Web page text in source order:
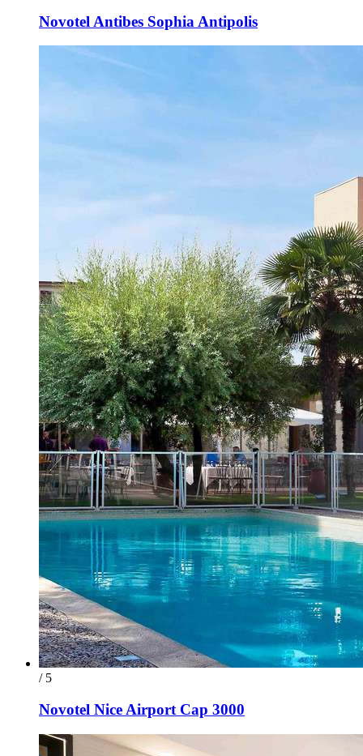
Novotel Antibes Sophia Antipolis
/ 5
Novotel Nice Airport Cap 3000